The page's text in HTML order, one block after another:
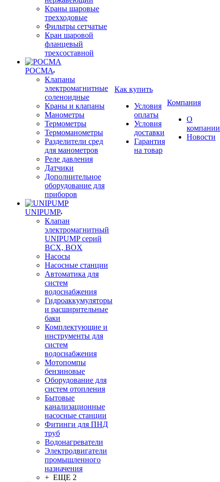
Краны шаровые
трехходовые
Фильтры сетчатые
Кран шаровой
фланцевый
трехсоставной
РОСМА
Клапаны
электромагнитные
соленоидные
Краны и клапаны
Манометры
Термометры
Термоманометры
Разделители сред
для манометров
Реле давления
Датчики
Дополнительное
оборудование для
приборов
UNIPUMP
Клапан
электромагнитный
UNIPUMP серий
BCX, BOX
Насосы
Насосные станции
Автоматика для
систем
водоснабжения
Гидроаккумуляторы
и расширительные
баки
Комплектующие и
инструменты для
систем
водоснабжения
Мотопомпы
бензиновые
Оборудование для
систем отопления
Бытовые
канализационные
насосные станции
Фитинги для ПНД
труб
Водонагреватели
Электродвигатели
промышленного
назначения
+ ЕЩЕ 2
Как купить
Условия
оплаты
Условия
доставки
Гарантия
на товар
Компания
О
компании
Новости